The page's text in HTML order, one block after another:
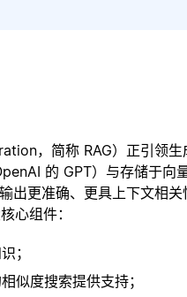
，简称 RAG）正引领
的 GPT）与存储于向
出更准确、更具上下文相
心组件：
；
似度搜索提供支持；